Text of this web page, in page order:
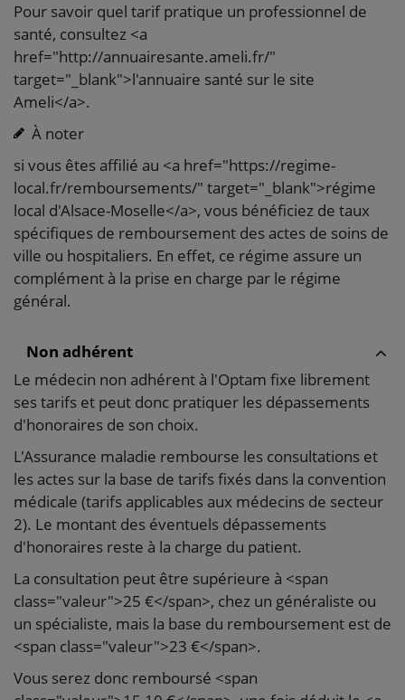
Pour savoir quel tarif pratique un professionnel de
santé, consultez <a
href="http://annuairesante.ameli.fr/"
target="_blank">l'annuaire santé sur le site
Ameli</a>.
À noter
si vous êtes affilié au <a href="https://regime-
local.fr/remboursements/" target="_blank">régime
local d'Alsace-Moselle</a>, vous bénéficiez de taux
spécifiques de remboursement des actes de soins de
ville ou hospitaliers. En effet, ce régime assure un
complément à la prise en charge par le régime
général.
Non adhérent
Le médecin non adhérent à l'Optam fixe librement
ses tarifs et peut donc pratiquer les dépassements
d'honoraires de son choix.
L'Assurance maladie rembourse les consultations et
les actes sur la base de tarifs fixés dans la convention
médicale (tarifs applicables aux médecins de secteur
2). Le montant des éventuels dépassements
d'honoraires reste à la charge du patient.
La consultation peut être supérieure à <span
class="valeur">25 €</span>, chez un généraliste ou
un spécialiste, mais la base du remboursement est de
<span class="valeur">23 €</span>.
Vous serez donc remboursé <span